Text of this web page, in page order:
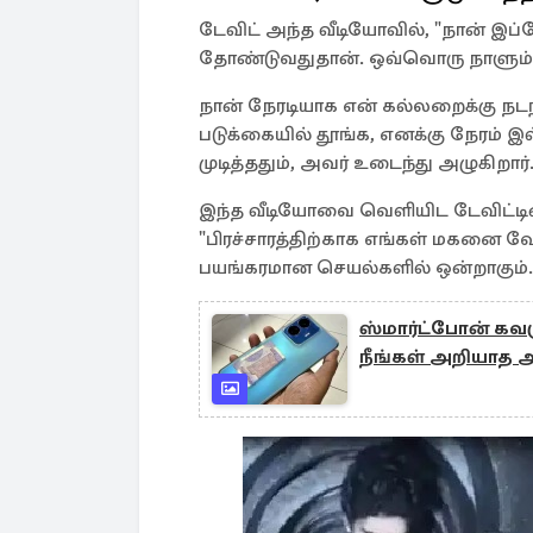
டேவிட் அந்த வீடியோவில், "நான்
தோண்டுவதுதான். ஒவ்வொரு நாளும்
நான் நேரடியாக என் கல்லறைக்கு
படுக்கையில் தூங்க, எனக்கு நேரம்
முடித்ததும், அவர் உடைந்து அழுகிறார்.
இந்த வீடியோவை வெளியிட
"பிரச்சாரத்திற்காக எங்கள் மகனை
பயங்கரமான செயல்களில் ஒன்றாகும்.
ஸ்மார்ட்போன்
நீங்கள் அறியாத